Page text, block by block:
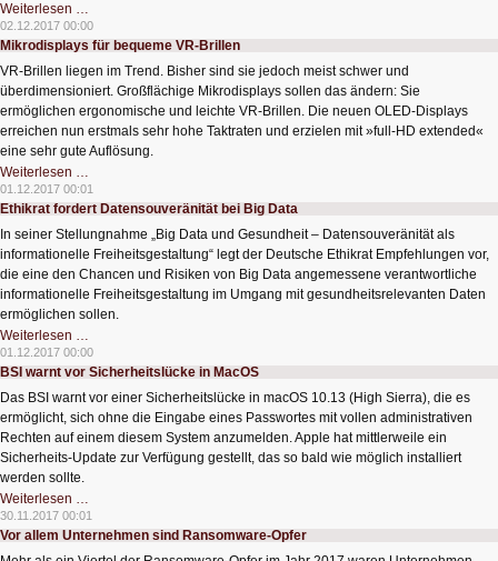
Weiterlesen …
hat
die
besten
hinter
sich
02.12.2017 00:00
Mikrodisplays für bequeme VR-Brillen
VR-Brillen liegen im Trend. Bisher sind sie jedoch meist schwer und
überdimensioniert. Großflächige Mikrodisplays sollen das ändern: Sie
ermöglichen ergonomische und leichte VR-Brillen. Die neuen OLED-Displays
erreichen nun erstmals sehr hohe Taktraten und erzielen mit »full-HD extended«
eine sehr gute Auflösung.
Weiterlesen …
für
bequeme
VR-
01.12.2017 00:01
Ethikrat fordert Datensouveränität bei Big Data
In seiner Stellungnahme „Big Data und Gesundheit – Datensouveränität als
informationelle Freiheitsgestaltung“ legt der Deutsche Ethikrat Empfehlungen vor,
die eine den Chancen und Risiken von Big Data angemessene verantwortliche
informationelle Freiheitsgestaltung im Umgang mit gesundheitsrelevanten Daten
ermöglichen sollen.
Weiterlesen …
fordert
Datensouveränität
bei
Data
01.12.2017 00:00
BSI warnt vor Sicherheitslücke in MacOS
Das BSI warnt vor einer Sicherheitslücke in macOS 10.13 (High Sierra), die es
ermöglicht, sich ohne die Eingabe eines Passwortes mit vollen administrativen
Rechten auf einem diesem System anzumelden. Apple hat mittlerweile ein
Sicherheits-Update zur Verfügung gestellt, das so bald wie möglich installiert
werden sollte.
Weiterlesen …
warnt
vor
Sicherheitslücke
30.11.2017 00:01
Vor allem Unternehmen sind Ransomware-Opfer